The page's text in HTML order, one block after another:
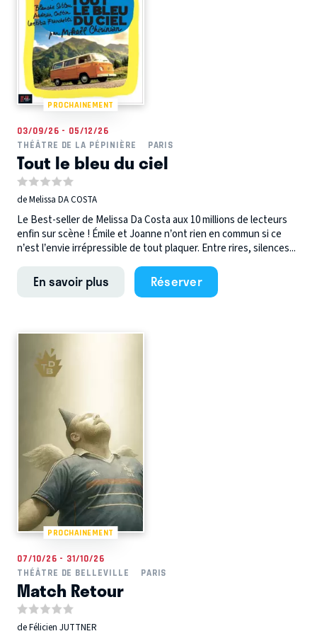
PROCHAINEMENT
03/09/26 - 05/12/26
THÉÂTRE DE LA PÉPINIÈRE
PARIS
Tout le bleu du ciel
de Melissa DA COSTA
Le Best-seller de Melissa Da Costa aux 10 millions de lecteurs
enfin sur scène ! Émile et Joanne n’ont rien en commun si ce
n’est l’envie irrépressible de tout plaquer. Entre rires, silences...
En savoir plus Réserver
PROCHAINEMENT
07/10/26 - 31/10/26
THÉÂTRE DE BELLEVILLE
PARIS
Match Retour
de Félicien JUTTNER